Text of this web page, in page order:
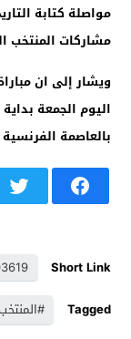
مواصلة كتابة
مشاركات المنتخب
ويشار إلى ان
اليوم الجمعة
بالعاصمة
Short Link
Tagged